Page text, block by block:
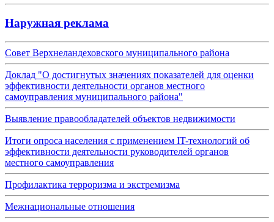
Наружная реклама
Совет Верхнеландеховского муниципального района
Доклад "О достигнутых значениях показателей для оценки
эффективности деятельности органов местного
самоуправления муниципального района"
Выявление правообладателей объектов недвижимости
Итоги опроса населения с применением IT-технологий об
эффективности деятельности руководителей органов
местного самоуправления
Профилактика терроризма и экстремизма
Межнациональные отношения